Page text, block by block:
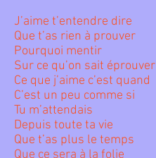
J’aime t’entendre dire
Que t’as rien à prouver
Pourquoi mentir
Sur ce qu’on sait éprouver
Ce que j’aime c’est quand
C’est un peu comme si
Tu m’attendais
Depuis toute ta vie
Que t’as plus le temps
Que ce sera à la folie